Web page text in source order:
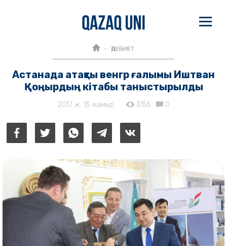
ӘДЕБИЕТ
Астанада атақты венгр ғалымы Иштван
Қоңырдың кітабы таныстырылды
2017 ж. 15 мамыр 3155 0